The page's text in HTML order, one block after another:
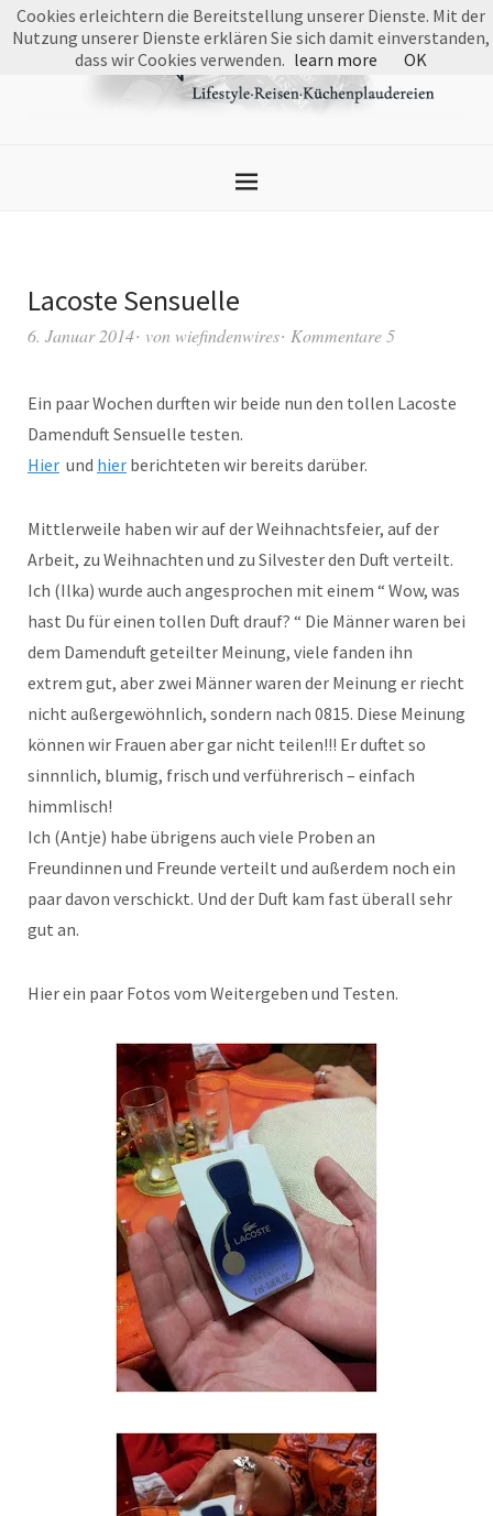
Lacoste Sensuelle
6. Januar 2014 von wiefindenwires Kommentare 5
Ein paar Wochen durften wir beide nun den tollen Lacoste
Damenduft Sensuelle testen.
Hier und hier berichteten wir bereits darüber.
Mittlerweile haben wir auf der Weihnachtsfeier, auf der
Arbeit, zu Weihnachten und zu Silvester den Duft verteilt.
Ich (Ilka) wurde auch angesprochen mit einem “ Wow, was
hast Du für einen tollen Duft drauf? “ Die Männer waren bei
dem Damenduft geteilter Meinung, viele fanden ihn
extrem gut, aber zwei Männer waren der Meinung er riecht
nicht außergewöhnlich, sondern nach 0815. Diese Meinung
können wir Frauen aber gar nicht teilen!!! Er duftet so
sinnnlich, blumig, frisch und verführerisch – einfach
himmlisch!
Ich (Antje) habe übrigens auch viele Proben an
Freundinnen und Freunde verteilt und außerdem noch ein
paar davon verschickt. Und der Duft kam fast überall sehr
gut an.
Hier ein paar Fotos vom Weitergeben und Testen.
Cookies erleichtern die Bereitstellung unserer Dienste. Mit der
Nutzung unserer Dienste erklären Sie sich damit einverstanden,
dass wir Cookies verwenden. learn more OK